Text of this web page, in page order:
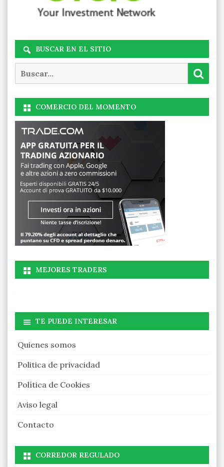
BUSCAR EN EL SITIO
COMERCIO DEL MOMENTO
MEJORES TRADERS
TE PUEDE INTERESAR
Quienes somos
Politica de privacidad
Política de Cookies
Aviso legal
Contacto
CORREDOR REGULADO